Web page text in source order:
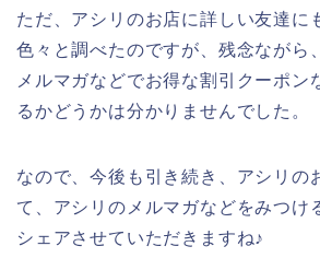
ただ、アシリのお店に詳しい友達に
色々と調べたのですが、残念ながら
メルマガなどでお得な割引クーポン
るかどうかは分かりませんでした。
なので、今後も引き続き、アシリの
て、アシリのメルマガなどをみつけ
シェアさせていただきますね♪